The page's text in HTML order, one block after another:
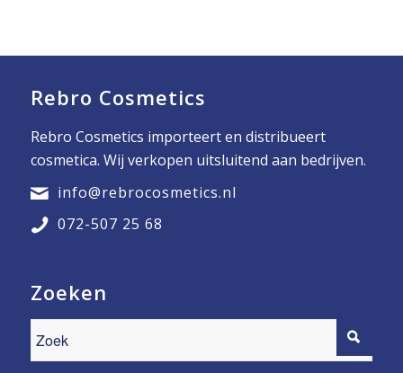
Rebro Cosmetics
Rebro Cosmetics importeert en distribueert
cosmetica. Wij verkopen uitsluitend aan bedrijven.
info@rebrocosmetics.nl
072-507 25 68
Zoeken